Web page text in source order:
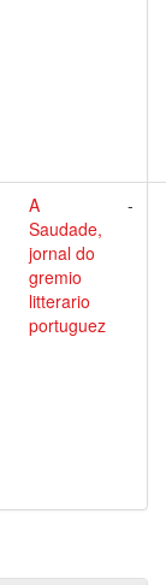
A
Saudade,
jornal do
gremio
litterario
portuguez
-